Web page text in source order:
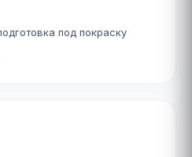
под покраску